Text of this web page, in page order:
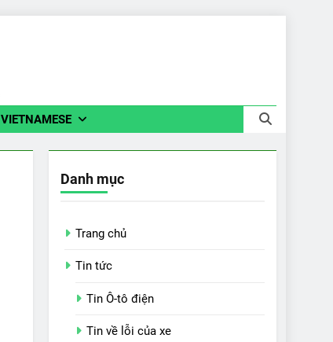
VIETNAMESE
Danh mục
Trang chủ
Tin tức
Tin Ô-tô điện
Tin về lỗi của xe